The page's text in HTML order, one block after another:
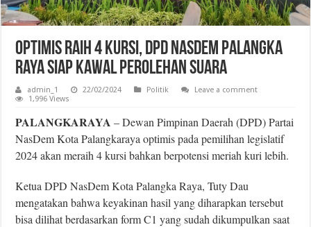
Optimis Raih 4 Kursi, DPD NasDem Palangka
Raya Siap Kawal Perolehan Suara
admin_1 22/02/2024 Politik
Leave a comment
1,996 Views
PALANGKARAYA – Dewan Pimpinan Daerah (DPD) Partai
NasDem Kota Palangkaraya optimis pada pemilihan legislatif
2024 akan meraih 4 kursi bahkan berpotensi meriah kuri lebih.
Ketua DPD NasDem Kota Palangka Raya, Tuty Dau
mengatakan bahwa keyakinan hasil yang diharapkan tersebut
bisa dilihat berdasarkan form C1 yang sudah dikumpulkan saat